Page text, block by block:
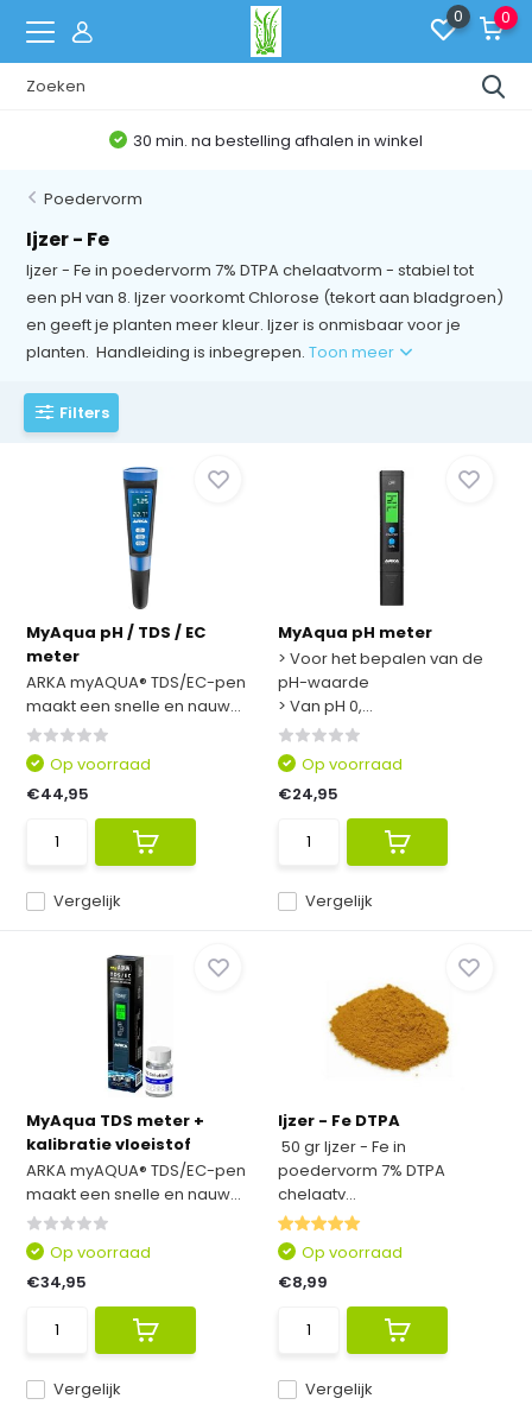
0 0
30 min. na bestelling afhalen in winkel
Poedervorm
Ijzer - Fe
Ijzer - Fe in poedervorm 7% DTPA chelaatvorm - stabiel tot
een pH van 8. Ijzer voorkomt Chlorose (tekort aan bladgroen)
en geeft je planten meer kleur. Ijzer is onmisbaar voor je
planten. Handleiding is inbegrepen.Toon meer
Filters
MyAqua pH / TDS / EC
meter
ARKA myAQUA® TDS/EC-pen
maakt een snelle en nauw...
Vergelijk
Op voorraad
€44,95
MyAqua pH meter
> Voor het bepalen van de
pH-waarde
> Van pH 0,...
Vergelijk
Op voorraad
€24,95
MyAqua TDS meter +
kalibratie vloeistof
ARKA myAQUA® TDS/EC-pen
maakt een snelle en nauw...
Vergelijk
Op voorraad
€34,95
Ijzer - Fe DTPA
50 gr Ijzer - Fe in
poedervorm 7% DTPA
chelaatv...
Vergelijk
Op voorraad
€8,99